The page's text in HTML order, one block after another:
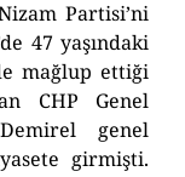
Partisi’ni
47 yaşındaki
mağlup ettiği
CHP Genel
genel
girmişti.